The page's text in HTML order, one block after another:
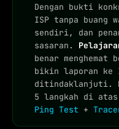
Dengan bukti
ISP tanpa buang
sendiri, dan
sasaran.
benar
bikin laporan ke
ditindaklanjuti.
5 langkah di
Ping Test +